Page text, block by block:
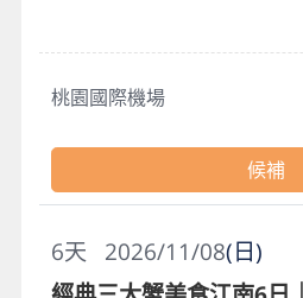
桃園國際機場
候補
2026/11/08(日)
6天